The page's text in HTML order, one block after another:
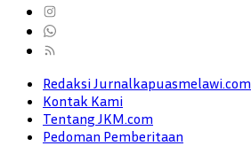
Redaksi Jurnalkapuasmelawi.com
Kontak Kami
Tentang JKM.com
Pedoman Pemberitaan